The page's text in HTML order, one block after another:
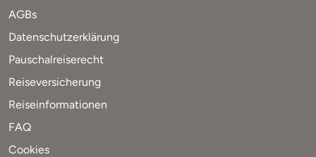
AGBs
Datenschutzerklärung
Pauschalreiserecht
Reiseversicherung
Reiseinformationen
FAQ
Cookies